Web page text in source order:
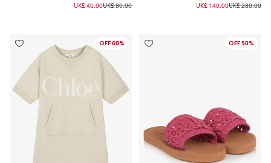
UK£ 280.00
UK£ 140.00
UK£ 80.00
UK£ 40.00
50% OFF
60% OFF